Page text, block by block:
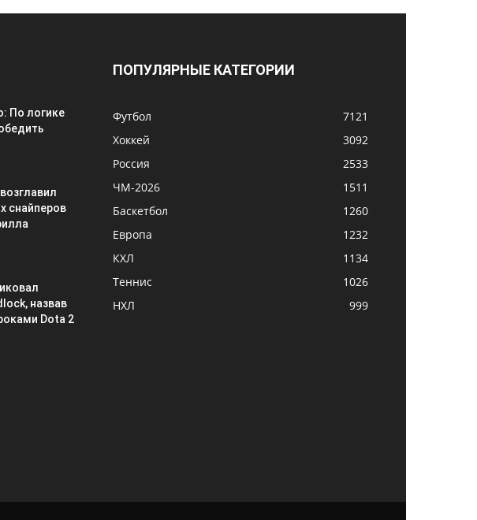
По логике
снайперов
назвав
Dota 2
ПОПУЛЯРНЫЕ КАТЕГОРИИ
Футбол
7121
Хоккей
3092
Россия
2533
ЧМ-2026
1511
Баскетбол
1260
Европа
1232
КХЛ
1134
Теннис
1026
НХЛ
999